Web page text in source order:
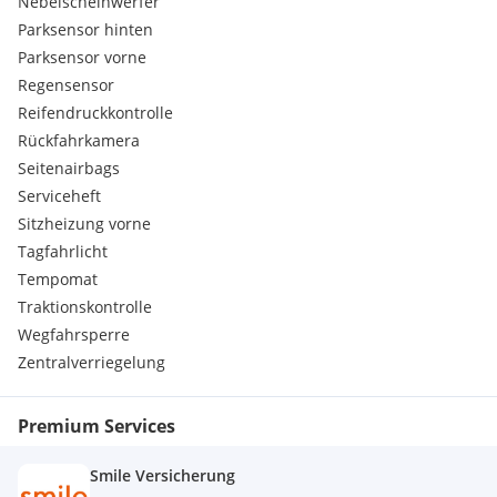
Dachhimmel hellgrau
Parksensor hinten
Parksensor vorne
Regensensor
Reifendruckkontrolle
Rückfahrkamera
Seitenairbags
Serviceheft
Sitzheizung vorne
Tagfahrlicht
Tempomat
Traktionskontrolle
Wegfahrsperre
Zentralverriegelung
Premium Services
Smile Versicherung